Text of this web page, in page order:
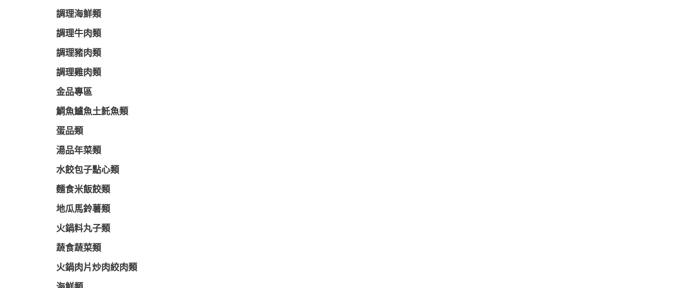
調理海鮮類
調理牛肉類
調理豬肉類
調理雞肉類
金品專區
鯛魚鱸魚土魠魚類
蛋品類
湯品年菜類
水餃包子點心類
麵食米飯餃類
地瓜馬鈴薯類
火鍋料丸子類
蔬食蔬菜類
火鍋肉片炒肉絞肉類